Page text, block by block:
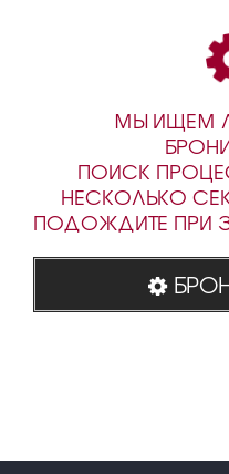
МЫ ИЩЕМ
ПОИСК
НЕСКОЛЬКО
ПОДОЖДИТЕ ПРИ